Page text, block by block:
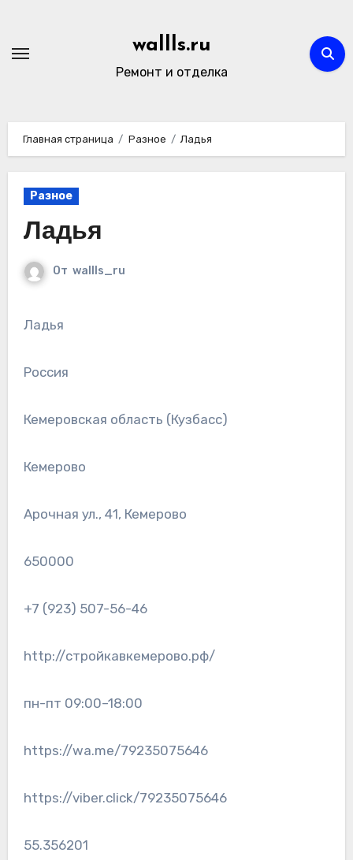
содержимому
wallls.ru
Ремонт и отделка
Главная страница Разное Ладья
Разное
Ладья
От wallls_ru
Ладья
Россия
Кемеровская область (Кузбасс)
Кемерово
Арочная ул., 41, Кемерово
650000
+7 (923) 507-56-46
http://стройкавкемерово.рф/
пн-пт 09:00–18:00
https://wa.me/79235075646
https://viber.click/79235075646
55.356201